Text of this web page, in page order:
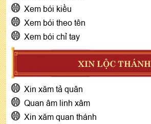
Xem bói kiều
Xem bói theo tên
Xem bói chỉ tay
XIN LỘC THÁNH
Xin xăm tả quân
Quan âm linh xâm
Xin xăm quan thánh